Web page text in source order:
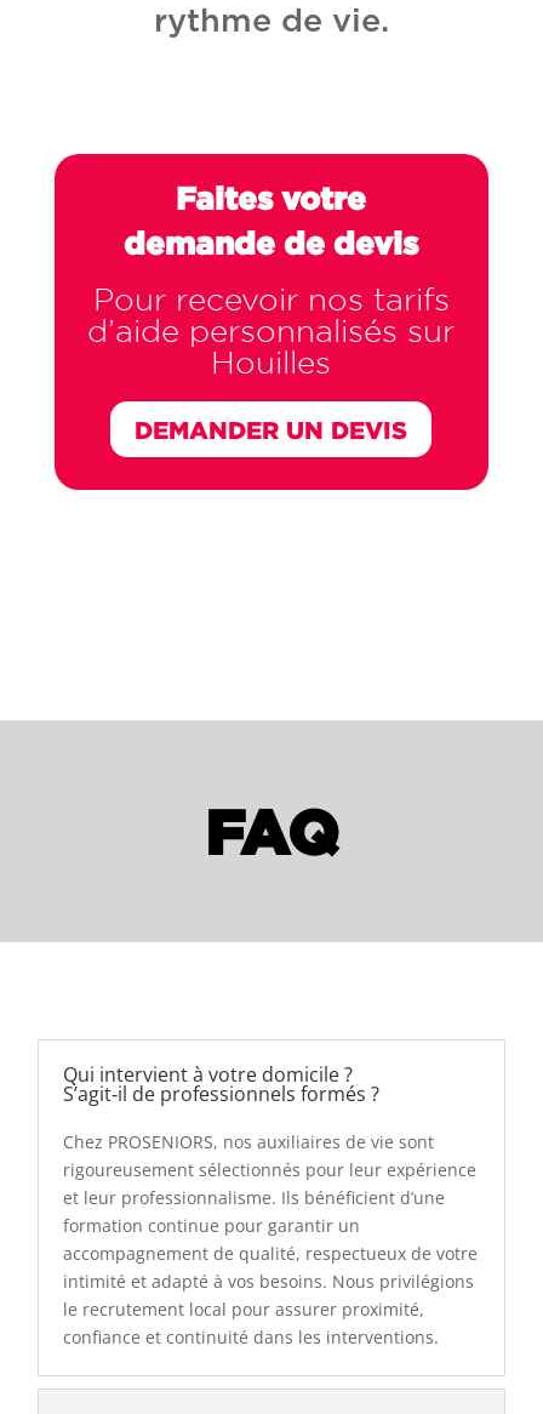
rythme de vie.
Faites votre
demande de devis
Pour recevoir nos tarifs
d’aide personnalisés sur
Houilles
DEMANDER UN DEVIS
FAQ
Qui intervient à votre domicile ?
S’agit‑il de professionnels formés ?
Chez PROSENIORS, nos auxiliaires de vie sont
rigoureusement sélectionnés pour leur expérience
et leur professionnalisme. Ils bénéficient d’une
formation continue pour garantir un
accompagnement de qualité, respectueux de votre
intimité et adapté à vos besoins. Nous privilégions
le recrutement local pour assurer proximité,
confiance et continuité dans les interventions.